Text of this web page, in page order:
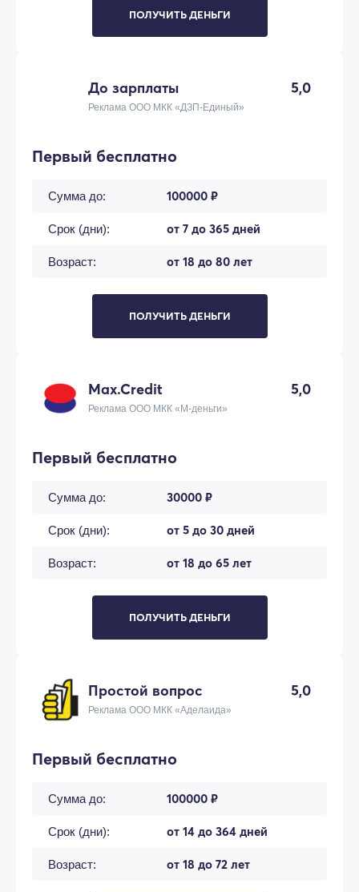
ПОЛУЧИТЬ ДЕНЬГИ
До зарплаты 5,0
Реклама ООО МКК «ДЗП-Единый»
Первый бесплатно
Сумма до: 100000 ₽
Срок (дни): от 7 до 365 дней
Возраст: от 18 до 80 лет
ПОЛУЧИТЬ ДЕНЬГИ
Max.Credit 5,0
Реклама ООО МКК «М-деньги»
Первый бесплатно
Сумма до: 30000 ₽
Срок (дни): от 5 до 30 дней
Возраст: от 18 до 65 лет
ПОЛУЧИТЬ ДЕНЬГИ
Простой вопрос 5,0
Реклама ООО МКК «Аделаида»
Первый бесплатно
Сумма до: 100000 ₽
Срок (дни): от 14 до 364 дней
Возраст: от 18 до 72 лет